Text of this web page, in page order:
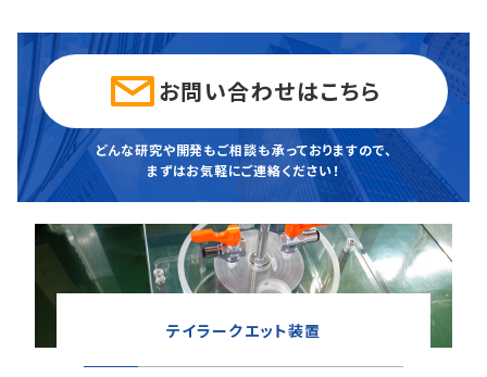
お問い合わせはこちら
どんな研究や開発もご相談も承っておりますので、
まずはお気軽にご連絡ください！
テイラークエット装置